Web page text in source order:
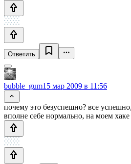
Ответить
bubble_gum15 мар 2009 в 11:56
почему это безуспешно? все
вполне себе нормально, на моем